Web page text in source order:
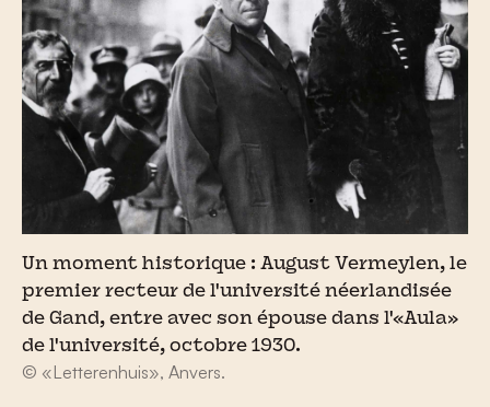
Un moment historique : August Vermeylen, le
premier recteur de l'université néerlandisée
de Gand, entre avec son épouse dans l'«Aula»
de l'université, octobre 1930.
© «Letterenhuis», Anvers.